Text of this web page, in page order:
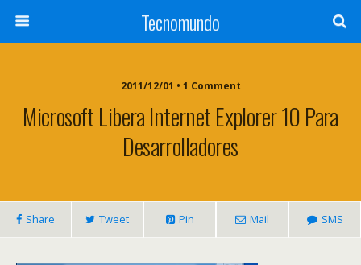
Tecnomundo
2011/12/01 • 1 Comment
Microsoft Libera Internet Explorer 10 Para
Desarrolladores
Share Tweet Pin Mail SMS